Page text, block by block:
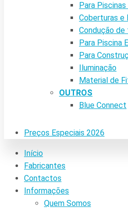
Para
Coberturas e
Condução de
Para Piscina
Para
Iluminação
Material de
OUTROS
Blue Connect
Preços Especiais 2026
Início
Fabricantes
Contactos
Informações
Quem Somos